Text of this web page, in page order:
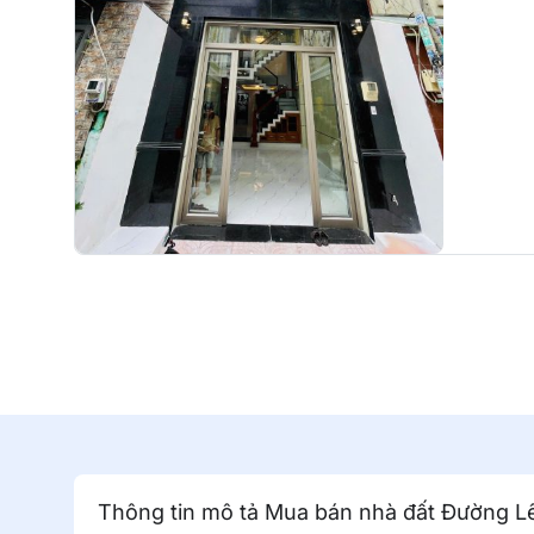
Thông tin mô tả Mua bán nhà đất Đường